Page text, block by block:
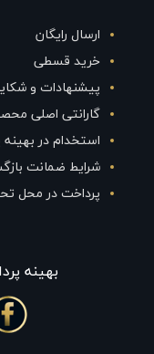
ارسال رایگان
خرید قسطی
پیشنهادات و
گارانتی اصلی
استخدام در بهینه
شرایط ضمانت
پرداخت در محل
بهينه